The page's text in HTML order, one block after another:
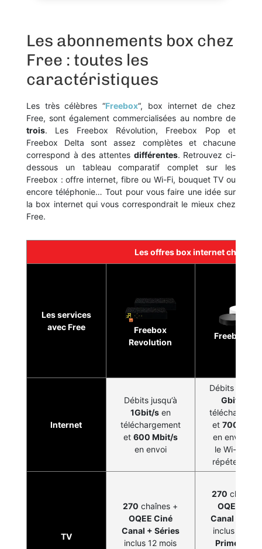
Les abonnements box chez
Free : toutes les
caractéristiques
Les très célèbres “Freebox“, box internet de chez
Free, sont également commercialisées au nombre de
trois. Les Freebox Révolution, Freebox Pop et
Freebox Delta sont assez complètes et chacune
correspond à des attentes différentes. Retrouvez ci-
dessous un tableau comparatif complet sur les
Freebox : offre internet, fibre ou Wi-Fi, bouquet TV ou
encore téléphonie… Tout pour vous faire une idée sur
la box internet qui vous correspondrait le mieux chez
Free.
Les offres box internet chez
Les services
avec Free
Freebox
Revolution
Freebox
Internet
Débits jusqu’à
1Gbit/sen
téléchargement
et 600 Mbit/s
en envoi
Débits jusqu’à
Gbit/s
et700
en envoi
le Wi-Fi 6 +
répéteur Wi-
TV
270 chaînes +
OQEE Ciné
Canal + Séries
inclus 12 mois
270 chaînes
OQEE Ciné
Canal +
inclus 12
Prime